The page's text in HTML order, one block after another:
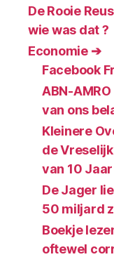
De Rooie
wie was dat ?
Economie ➔
Facebook
ABN-
van ons
Kleinere
de
van 10
De Jager
50 miljard
Boekje
oftewel